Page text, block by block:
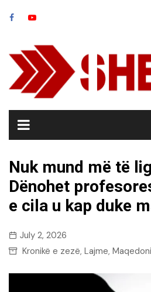
Nuk mund më të
Dënohet
e cila u kap duke
July 2, 2026
Kronikë e zezë, Lajme,